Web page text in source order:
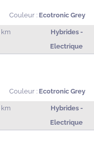
Couleur : Ecotronic Grey
km
Hybrides -
Electrique
Couleur : Ecotronic Grey
km
Hybrides -
Electrique